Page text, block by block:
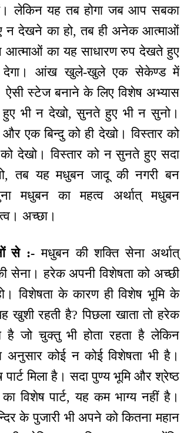
लेकिन यह तब होगा जब आप सबका
न देखने का हो, तब ही अनेक आत्माओं
आत्माओं का यह साधारण रुप देखते हुए
देगा। आंख खुले-खुले एक सेकेण्ड में
ऐसी स्टेज बनाने के लिए विशेष अभ्यास
हुए भी न देखो, सुनते हुए भी न सुनो।
एक बिन्दु को ही देखो। विस्तार को
देखो। विस्तार को न सुनते हुए सदा
तब यह मधुबन जादू की नगरी बन
मधुबन का महत्व अर्थात् मधुबन
अच्छा।
से :- मधुबन की शक्ति सेना अर्थात्
सेना। हरेक अपनी विशेषता को अच्छी
विशेषता के कारण ही विशेष भूमि के
खुशी रहती है? पिछला खाता तो हरेक
है जो चुक्तु भी होता रहता है लेकिन
अनुसार कोई न कोई विशेषता भी है।
मिला है। सदा पुण्य भूमि और श्रेष्ठ
विशेष पार्ट, यह कम भाग्य नहीं है।
के पुजारी भी अपने को कितना महान